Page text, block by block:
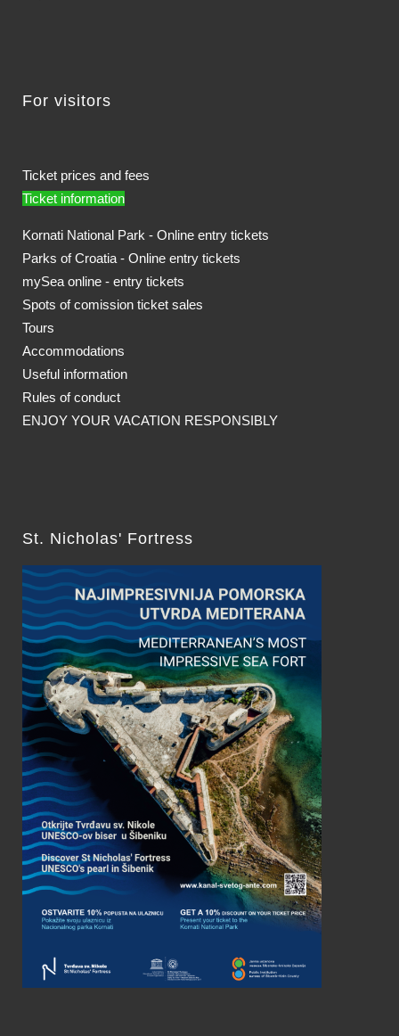
For visitors
Ticket prices and fees
Ticket information
Kornati National Park - Online entry tickets
Parks of Croatia - Online entry tickets
mySea online - entry tickets
Spots of comission ticket sales
Tours
Accommodations
Useful information
Rules of conduct
ENJOY YOUR VACATION RESPONSIBLY
St. Nicholas' Fortress